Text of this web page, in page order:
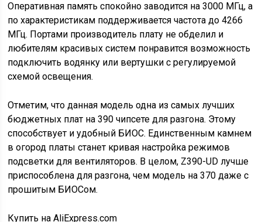
Оперативная память спокойно заводится на 3000 МГц, а
по характеристикам поддерживается частота до 4266
МГц. Портами производитель плату не обделил и
любителям красивых систем понравится возможность
подключить водянку или вертушки с регулируемой
схемой освещения.
Отметим, что данная модель одна из самых лучших
бюджетных плат на 390 чипсете для разгона. Этому
способствует и удобный БИОС. Единственным камнем
в огород платы станет кривая настройка режимов
подсветки для вентиляторов. В целом, Z390-UD лучше
приспособлена для разгона, чем модель на 370 даже с
прошитым БИОСом.
Купить на AliExpress.com